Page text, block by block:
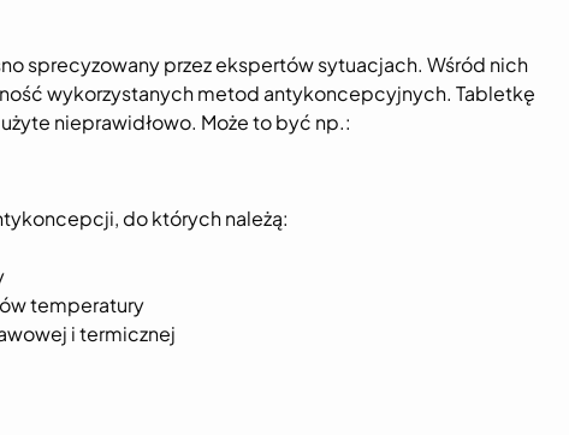
sprecyzowany przez ekspertów sytuacjach. Wśród nich
wykorzystanych metod antykoncepcyjnych. Tabletkę
nieprawidłowo. Może to być np.:
do których należą:
temperatury
i termicznej